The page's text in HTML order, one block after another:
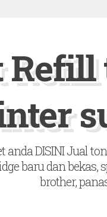
DISINI Jual
baru dan bekas,
brother,